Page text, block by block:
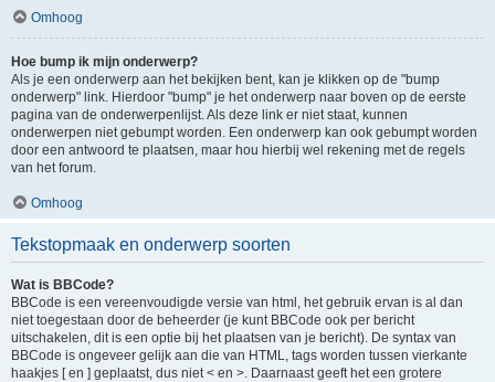
Omhoog
Hoe bump ik mijn onderwerp?
Als je een onderwerp aan het bekijken bent, kan je klikken op de "bump
onderwerp" link. Hierdoor "bump" je het onderwerp naar boven op de eerste
pagina van de onderwerpenlijst. Als deze link er niet staat, kunnen
onderwerpen niet gebumpt worden. Een onderwerp kan ook gebumpt worden
door een antwoord te plaatsen, maar hou hierbij wel rekening met de regels
van het forum.
Omhoog
Tekstopmaak en onderwerp soorten
Wat is BBCode?
BBCode is een vereenvoudigde versie van html, het gebruik ervan is al dan
niet toegestaan door de beheerder (je kunt BBCode ook per bericht
uitschakelen, dit is een optie bij het plaatsen van je bericht). De syntax van
BBCode is ongeveer gelijk aan die van HTML, tags worden tussen vierkante
haakjes [ en ] geplaatst, dus niet < en >. Daarnaast geeft het een grotere